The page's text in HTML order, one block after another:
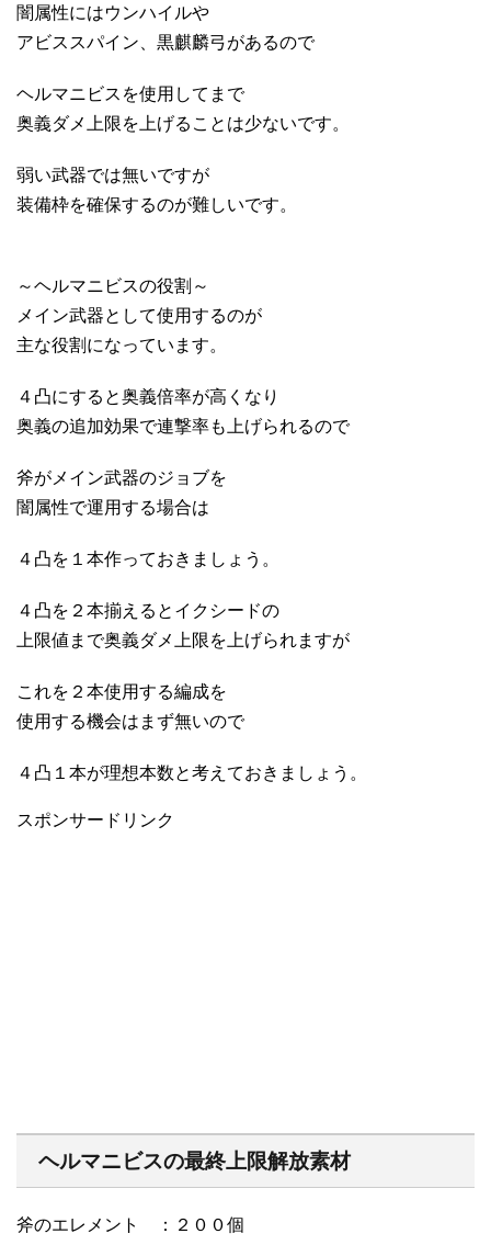
闇属性にはウンハイルや
アビススパイン、黒麒麟弓があるので
ヘルマニビスを使用してまで
奥義ダメ上限を上げることは少ないです。
弱い武器では無いですが
装備枠を確保するのが難しいです。
～ヘルマニビスの役割～
メイン武器として使用するのが
主な役割になっています。
４凸にすると奥義倍率が高くなり
奥義の追加効果で連撃率も上げられるので
斧がメイン武器のジョブを
闇属性で運用する場合は
４凸を１本作っておきましょう。
４凸を２本揃えるとイクシードの
上限値まで奥義ダメ上限を上げられますが
これを２本使用する編成を
使用する機会はまず無いので
４凸１本が理想本数と考えておきましょう。
スポンサードリンク
ヘルマニビスの最終上限解放素材
斧のエレメント ：２００個